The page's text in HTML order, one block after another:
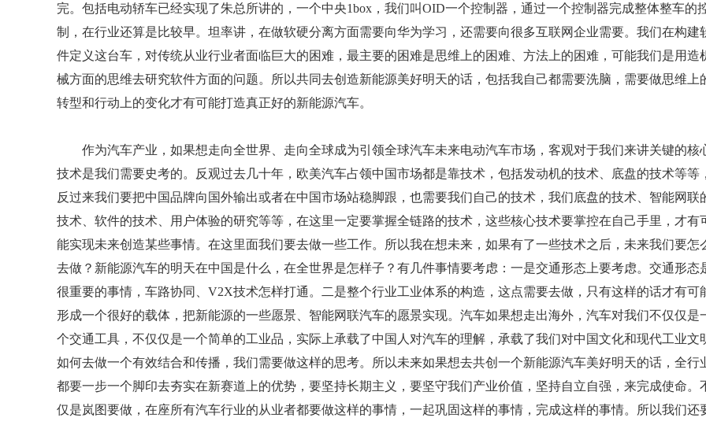
完。包括电动轿车已经实现了朱总所讲的，一个中央1box，我们叫OID一个控制器，通过一个控制器完成整体整车的
制，在行业还算是比较早。坦率讲，在做软硬分离方面需要向华为学习，还需要向很多互联网企业需要。我们在构建
件定义这台车，对传统从业行业者面临巨大的困难，最主要的困难是思维上的困难、方法上的困难，可能我们是用造
械方面的思维去研究软件方面的问题。所以共同去创造新能源美好明天的话，包括我自己都需要洗脑，需要做思维上
转型和行动上的变化才有可能打造真正好的新能源汽车。
作为汽车产业，如果想走向全世界、走向全球成为引领全球汽车未来电动汽车市场，客观对于我们来讲关键的核
技术是我们需要史考的。反观过去几十年，欧美汽车占领中国市场都是靠技术，包括发动机的技术、底盘的技术等等，
反过来我们要把中国品牌向国外输出或者在中国市场站稳脚跟，也需要我们自己的技术，我们底盘的技术、智能网联
技术、软件的技术、用户体验的研究等等，在这里一定要掌握全链路的技术，这些核心技术要掌控在自己手里，才有
能实现未来创造某些事情。在这里面我们要去做一些工作。所以我在想未来，如果有了一些技术之后，未来我们要怎
去做？新能源汽车的明天在中国是什么，在全世界是怎样子？有几件事情要考虑：一是交通形态上要考虑。交通形态
很重要的事情，车路协同、V2X技术怎样打通。二是整个行业工业体系的构造，这点需要去做，只有这样的话才有可
形成一个很好的载体，把新能源的一些愿景、智能网联汽车的愿景实现。汽车如果想走出海外，汽车对我们不仅仅是
个交通工具，不仅仅是一个简单的工业品，实际上承载了中国人对汽车的理解，承载了我们对中国文化和现代工业文
如何去做一个有效结合和传播，我们需要做这样的思考。所以未来如果想去共创一个新能源汽车美好明天的话，全行
都要一步一个脚印去夯实在新赛道上的优势，要坚持长期主义，要坚守我们产业价值，坚持自立自强，来完成使命。
仅是岚图要做，在座所有汽车行业的从业者都要做这样的事情，一起巩固这样的事情，完成这样的事情。所以我们还